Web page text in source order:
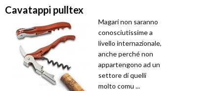
Cavatappi pulltex
Magari non saranno
conosciutissime a
livello internazionale,
anche perché non
appartengono ad un
settore di quelli
molto comu ...